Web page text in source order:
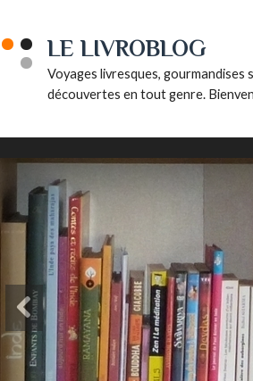
LE LIVROBLOG
Voyages livresques, gourmandises
découvertes en tout genre.